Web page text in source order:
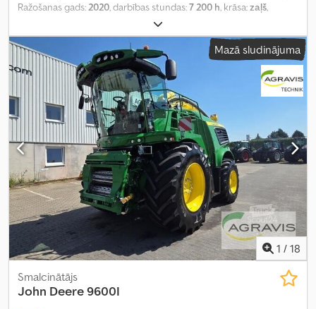
Ražošanas gads:2020, darbības stundas:7 200 h, krāsa:zaļš,
Mazā sludinājuma
1 / 18
Smalcinātājs
John Deere9600I